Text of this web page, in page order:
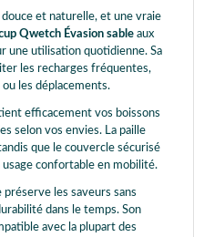
et naturelle, et une vraie
Qwetch Évasion sable aux
une utilisation quotidienne. Sa
les recharges fréquentes,
les déplacements.
efficacement vos boissons
selon vos envies. La paille
que le couvercle sécurisé
confortable en mobilité.
préserve les saveurs sans
dans le temps. Son
avec la plupart des